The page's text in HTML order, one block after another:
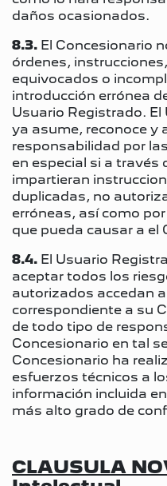
daños ocasionados.
8.3. El Concesionario
órdenes,
equivocados o
introducción errónea
Usuario Registrado.
ya asume, reconoce y
responsabilidad por
en especial si a través
impartieran
duplicadas, no
erróneas, así como
que pueda causar a el
8.4. El Usuario
aceptar todos los
autorizados accedan
correspondiente a su
de todo tipo de
Concesionario en tal
Concesionario ha
esfuerzos técnicos a
información incluida
más alto grado de
CLAUSULA